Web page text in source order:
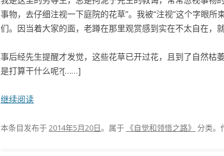
事物，去仔细注视一下庭院的花草”。我被“注视”这个字眼
们。因当着大家的面，老蹲在那里观赏感到实在不太自在，
事后经先生提醒才发觉，这些花草已开过花，且到了自然枯
是打算干什么呢?[……]
继续阅读
本条目发布于2014年5月20日。属于 《自觉和领悟之路》 分类。